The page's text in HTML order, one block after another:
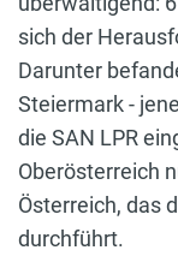
sich der
Darunter
Steiermark -
die SAN LPR
Oberösterreich
Österreich, das
durchführt.